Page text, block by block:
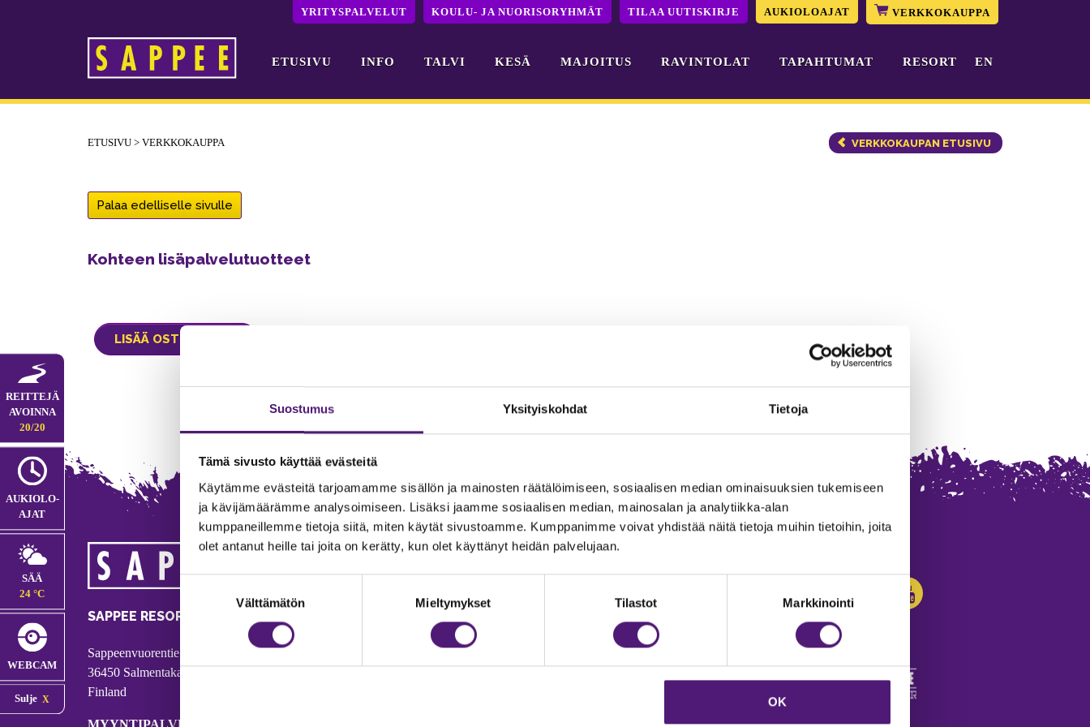
Suostumus Yksityiskohdat Tietoja
Tämä sivusto käyttää evästeitä
Käytämme evästeitä tarjoamamme sisällön ja mainosten räätälöimiseen, sosiaalisen median ominaisuuksien tukemiseen
ja kävijämäärämme analysoimiseen. Lisäksi jaamme sosiaalisen median, mainosalan ja analytiikka-alan
kumppaneillemme tietoja siitä, miten käytät sivustoamme. Kumppanimme voivat yhdistää näitä tietoja muihin tietoihin, joita
olet antanut heille tai joita on kerätty, kun olet käyttänyt heidän palvelujaan.
Välttämätön Mieltymykset Tilastot Markkinointi
OK
YRITYSPALVELUT KOULU- JA NUORISORYHMÄT TILAA UUTISKIRJE AUKIOLOAJAT VERKKOKAUPPA
Päävalikko ETUSIVU INFO TALVI KESÄ MAJOITUS RAVINTOLAT TAPAHTUMAT RESORT EN
REITTEJÄ
AVOINNA
20/20
AUKIOLO­
AJAT
SÄÄ
24 °C
WEBCAM
Sulje
ETUSIVU> VERKKOKAUPPA VERKKOKAUPAN ETUSIVU
Palaa edelliselle sivulle
Kohteen lisäpalvelutuotteet
SAPPEE RESORT
Sappeenvuorentie 200
36450 Salmentaka, Pälkäne
Finland
MYYNTIPALVELU/ INFO
MAJOITUS
020 755 9975
majoitus@sappee.fi
Vastuullisuus
Avoimet työpaikat
Anna palautetta